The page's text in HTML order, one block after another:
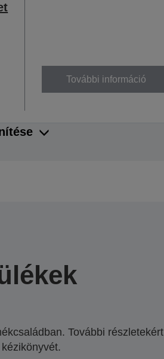
További információ
További